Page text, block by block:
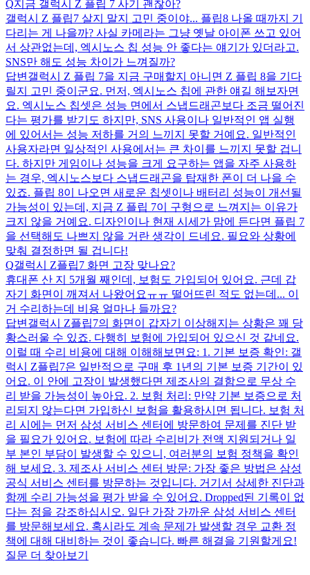
Q지금 갤럭시 Z 플립 7 사기 괜찮아?
갤럭시 Z 플립7 살지 말지 고민 중이야... 플립8 나올 때까지 기
다리는 게 나을까? 사실 카메라는 그냥 옛날 아이폰 쓰고 있어
서 상관없는데, 엑시노스 칩 성능 안 좋다는 얘기가 있더라고.
SNS만 해도 성능 차이가 느껴질까?
답변 갤럭시 Z 플립 7을 지금 구매할지 아니면 Z 플립 8을 기다
릴지 고민 중이군요. 먼저, 엑시노스 칩에 관한 얘길 해보자면
요. 엑시노스 칩셋은 성능 면에서 스냅드래곤보다 조금 떨어진
다는 평가를 받기도 하지만, SNS 사용이나 일반적인 앱 실행
에 있어서는 성능 저하를 거의 느끼지 못할 거예요. 일반적인
사용자라면 일상적인 사용에서는 큰 차이를 느끼지 못할 겁니
다. 하지만 게임이나 성능을 크게 요구하는 앱을 자주 사용하
는 경우, 엑시노스보다 스냅드래곤을 탑재한 폰이 더 나을 수
있죠. 플립 8이 나오면 새로운 칩셋이나 배터리 성능이 개선될
가능성이 있는데, 지금 Z 플립 7이 구형으로 느껴지는 이유가
크지 않을 거예요. 디자인이나 현재 시세가 맘에 든다면 플립 7
을 선택해도 나쁘지 않을 거란 생각이 드네요. 필요와 상황에
맞춰 결정하면 될 겁니다!
Q갤럭시 Z플립7 화면 고장 맞나요?
휴대폰 산 지 5개월 째인데, 보험도 가입되어 있어요. 근데 갑
자기 화면이 깨져서 나왔어요ㅠㅠ 떨어뜨린 적도 없는데... 이
거 수리하는데 비용 얼마나 들까요?
답변 갤럭시 Z플립7의 화면이 갑자기 이상해지는 상황은 꽤 당
황스러울 수 있죠. 다행히 보험에 가입되어 있으신 것 같네요.
이럴 때 수리 비용에 대해 이해해보면요: 1. 기본 보증 확인: 갤
럭시 Z플립7은 일반적으로 구매 후 1년의 기본 보증 기간이 있
어요. 이 안에 고장이 발생했다면 제조사의 결함으로 무상 수
리 받을 가능성이 높아요. 2. 보험 처리: 만약 기본 보증으로 처
리되지 않는다면 가입하신 보험을 활용하시면 됩니다. 보험 처
리 시에는 먼저 삼성 서비스 센터에 방문하여 문제를 진단 받
을 필요가 있어요. 보험에 따라 수리비가 전액 지원되거나 일
부 본인 부담이 발생할 수 있으니, 여러분의 보험 정책을 확인
해 보세요. 3. 제조사 서비스 센터 방문: 가장 좋은 방법은 삼성
공식 서비스 센터를 방문하는 것입니다. 거기서 상세한 진단과
함께 수리 가능성을 평가 받을 수 있어요. Dropped된 기록이 없
다는 점을 강조하십시오. 일단 가장 가까운 삼성 서비스 센터
를 방문해보세요. 혹시라도 계속 문제가 발생할 경우 교환 정
책에 대해 대비하는 것이 좋습니다. 빠른 해결을 기원할게요!
질문 더 찾아보기